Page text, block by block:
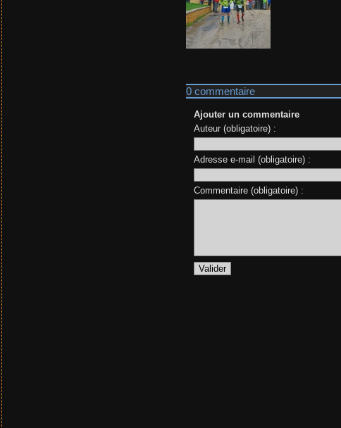
0 commentaire
Ajouter un commentaire
Auteur (obligatoire) :
Adresse e-mail (obligatoire) :
Commentaire (obligatoire) :